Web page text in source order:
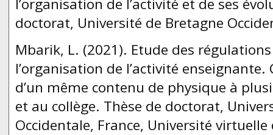
doctorat, Université de Bretagne
Mbarik, L. (2021). Etude des
l’organisation de l’activité enseignante.
d’un même contenu de physique à
et au collège. Thèse de doctorat,
Occidentale, France, Université